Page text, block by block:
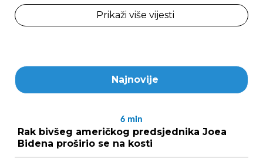
Prikaži više vijesti
Najnovije
6 min
Rak bivšeg američkog predsjednika Joea
Bidena proširio se na kosti